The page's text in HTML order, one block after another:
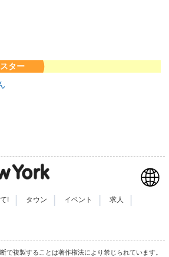
ター
! タウン イベント 求人
で複製することは著作権法により禁じられています。